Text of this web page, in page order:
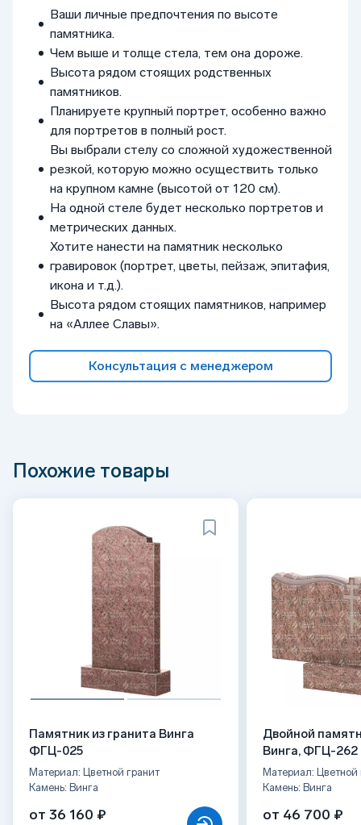
Ваши личные предпочтения по высоте
памятника.
Чем выше и толще стела, тем она дороже.
Высота рядом стоящих родственных
памятников.
Планируете крупный портрет, особенно важно
для портретов в полный рост.
Вы выбрали стелу со сложной художественной
резкой, которую можно осуществить только
на крупном камне (высотой от 120 см).
На одной стеле будет несколько портретов и
метрических данных.
Хотите нанести на памятник несколько
гравировок (портрет, цветы, пейзаж, эпитафия,
икона и т.д.).
Высота рядом стоящих памятников, например
на «Аллее Славы».
Консультация с менеджером
Похожие товары
Памятник из гранита Винга
ФГЦ-025
Материал: Цветной гранит
Камень: Винга
от 36 160 ₽
Двойной
Винга, ФГЦ-262
Материал: Цветной
Камень: Винга
от 46 700 ₽